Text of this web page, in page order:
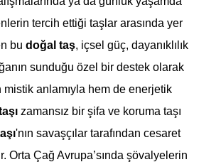
tercih ettiği taşlar arasında yer
bu doğal taş, içsel güç, dayanıklılık
sunduğu özel bir destek olarak
anlamıyla hem de enerjetik
zamansız bir şifa ve koruma taşı
'nın savaşçılar tarafından cesaret
Orta Çağ Avrupa’sında şövalyelerin